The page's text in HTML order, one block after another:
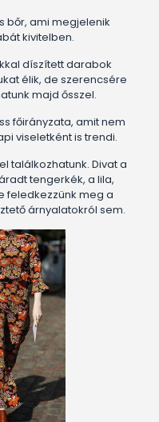
bőr, ami megjelenik
kivitelben.
díszített darabok
élik, de szerencsére
majd ősszel.
főirányzata, amit nem
viseletként is trendi.
találkozhatunk. Divat a
tengerkék, a lila,
feledkezzünk meg a
árnyalatokról sem.